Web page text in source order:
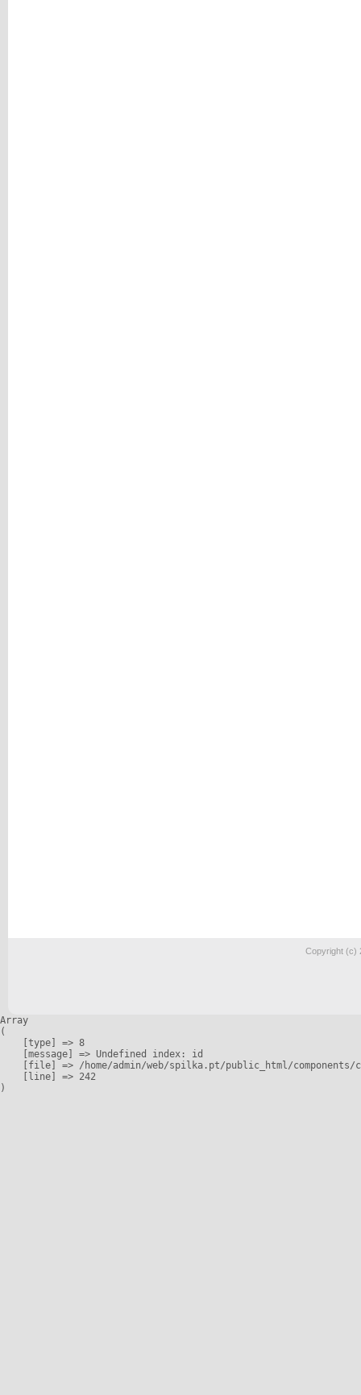
Copyright (c)
Array
(
    [type] => 8
    [message] => Undefined index: id
[file] => /home/admin/web/spilka.pt/public_html/
    [line] => 242